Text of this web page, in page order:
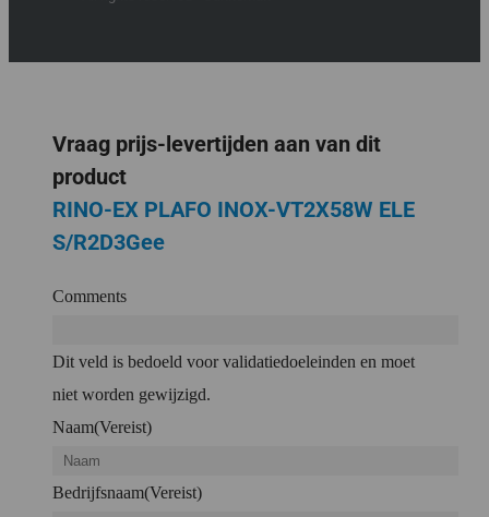
Vraag prijs-levertijden aan van dit
product
RINO-EX PLAFO INOX-VT2X58W ELE
S/R2D3Gee
Comments
Dit veld is bedoeld voor validatiedoeleinden en moet
niet worden gewijzigd.
Naam(Vereist)
Bedrijfsnaam(Vereist)